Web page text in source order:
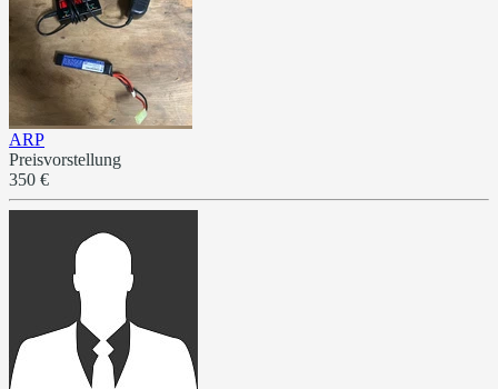
ARP
Preisvorstellung
350 €